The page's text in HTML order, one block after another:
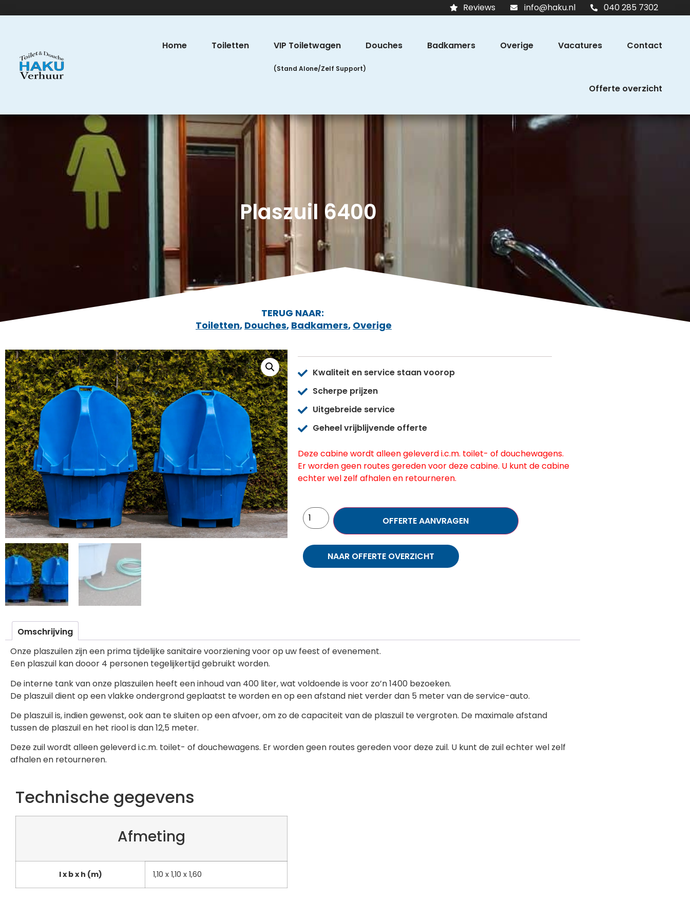
Reviews info@haku.nl 040 285 7302
Home Toiletten VIP Toiletwagen Douches Badkamers Overige Vacatures Contact
Offerte overzicht
Plaszuil 6400
TERUG NAAR:
Toiletten, Douches, Badkamers, Overige
Kwaliteit en service staan voorop
Scherpe prijzen
Uitgebreide service
Geheel vrijblijvende offerte
Deze cabine wordt alleen geleverd i.c.m. toilet- of douchewagens.
Er worden geen routes gereden voor deze cabine. U kunt de cabine
echter wel zelf afhalen en retourneren.
OFFERTE AANVRAGEN
NAAR OFFERTE OVERZICHT
Omschrijving
Onze plaszuilen zijn een prima tijdelijke sanitaire voorziening voor op uw feest of evenement.
Een plaszuil kan dooor 4 personen tegelijkertijd gebruikt worden.
De interne tank van onze plaszuilen heeft een inhoud van 400 liter, wat voldoende is voor zo’n 1400 bezoeken.
De plaszuil dient op een vlakke ondergrond geplaatst te worden en op een afstand niet verder dan 5 meter van de service-auto.
De plaszuil is, indien gewenst, ook aan te sluiten op een afvoer, om zo de capaciteit van de plaszuil te vergroten. De maximale afstand
tussen de plaszuil en het riool is dan 12,5 meter.
Deze zuil wordt alleen geleverd i.c.m. toilet- of douchewagens. Er worden geen routes gereden voor deze zuil. U kunt de zuil echter wel zelf
afhalen en retourneren.
Technische gegevens
Afmeting
l x b x h (m) 1,10 x 1,10 x 1,60